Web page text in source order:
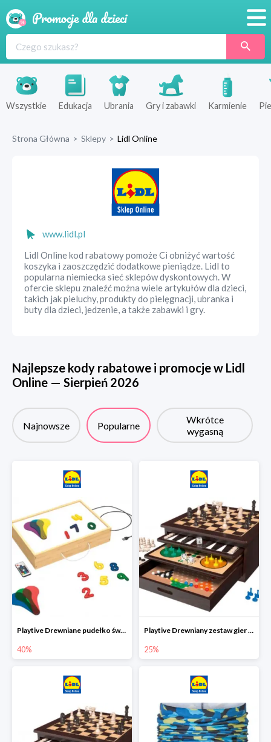
Produkty
Sklepy
Wszystkie Edukacja Ubrania Gry i zabawki Karmienie
Strona Główna > Sklepy > Lidl Online
www.lidl.pl
Lidl Online kod rabatowy pomoże Ci obniżyć wartość
koszyka i zaoszczędzić dodatkowe pieniądze. Lidl to
popularna niemiecka sieć sklepów dyskontowych. W
ofercie sklepu znaleźć można wiele artykułów dla dzieci,
takich jak pieluchy, produkty do pielęgnacji, ubranka i
buty dla dzieci, jedzenie, a także zabawki i gry.
Najlepsze kody rabatowe i promocje w Lidl
Online — Sierpień 2026
Najnowsze Popularne
Wkrótce
wygasną
Playtive Drewniane pudełko świetlne MONTESSORI
40%
Playtive Drewniany zestaw gier 10 w 1
25%